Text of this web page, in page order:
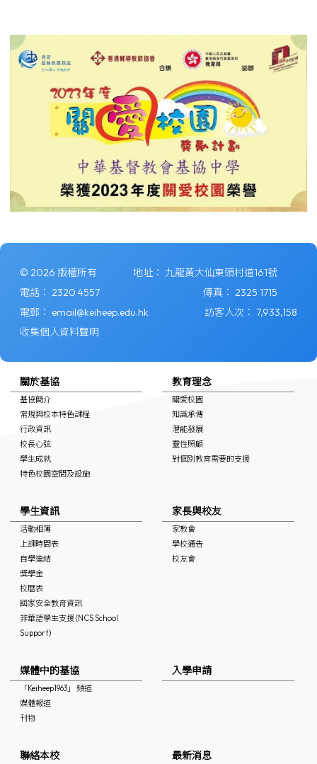
© 2026 版權所有 地址： 九龍黃大仙東頭村道161號
電話： 2320 4557 傳真： 2325 1715
電郵： email@keiheep.edu.hk 訪客人次： 7,933,158
收集個人資料聲明
關於基協
基協簡介
常規與校本特色課程
行政資訊
校長心弦
學生成就
特色校園空間及設施
教育理念
關愛校園
知識承傳
潛能發展
靈性照顧
對個別教育需要的支援
學生資訊
活動相簿
上課時間表
自學連結
獎學金
校曆表
國家安全教育資訊
非華語學生支援 (NCS School
Support)
家長與校友
家教會
學校通告
校友會
媒體中的基協
「Keiheep1963」 頻道
媒體報道
刊物
入學申請
聯絡本校 最新消息